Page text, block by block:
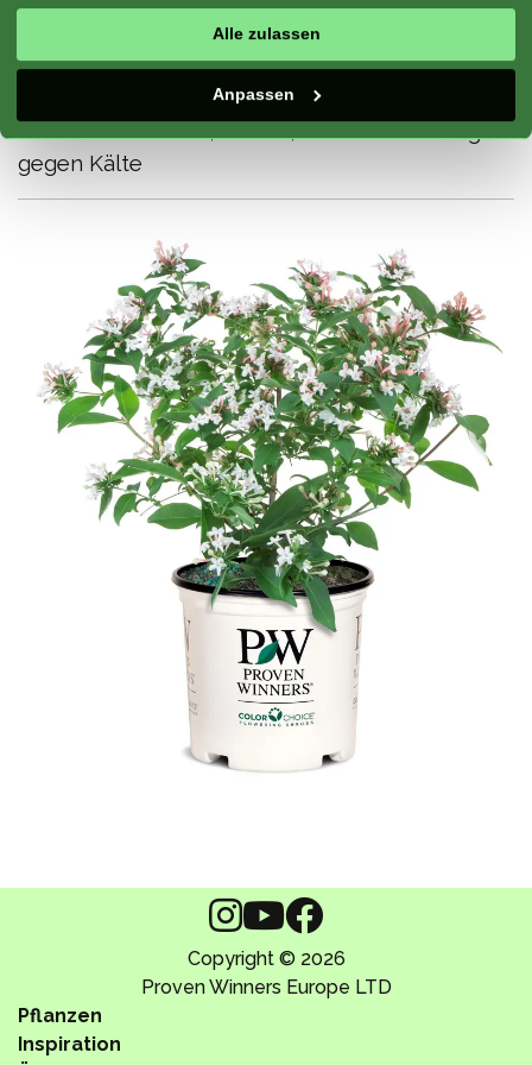
Alle zulassen
Anpassen
Frühling, Sommer, Herbst
Standort:Sonne, Halbschatten
Blumenbeet, Container, Rand
gegen Kälte
Copyright © 2026
Proven Winners Europe LTD
Pflanzen
Inspiration